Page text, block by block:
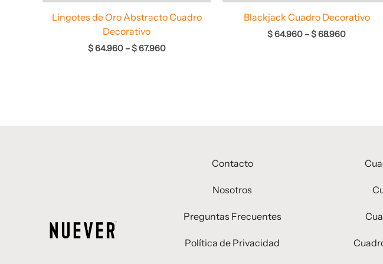
Lingotes de Oro Abstracto Cuadro
Decorativo
$64.960 –$67.960
Blackjack Cuadro Decorativo
$64.960 –$68.960
Contacto
Nosotros
Preguntas Frecuentes
Política de Privacidad